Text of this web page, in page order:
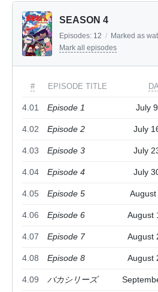
SEASON 4
Episodes: 12 / Marked as
Mark all episodes
# EPISODE TITLE
4.01 Episode 1 July
4.02 Episode 2 July
4.03 Episode 3 July
4.04 Episode 4 July
4.05 Episode 5
4.06 Episode 6 August
4.07 Episode 7 August
4.08 Episode 8 August
4.09 バカシリーズ